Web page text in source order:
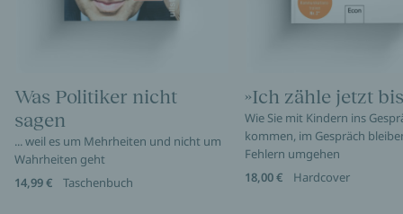
Was Politiker nicht
sagen
... weil es um Mehrheiten und nicht um
Wahrheiten geht
14,99 €
Taschenbuch
»Ich zähle jetzt
Wie Sie mit Kindern ins
kommen, im Gespräch
Fehlern umgehen
18,00 €
Hardcover